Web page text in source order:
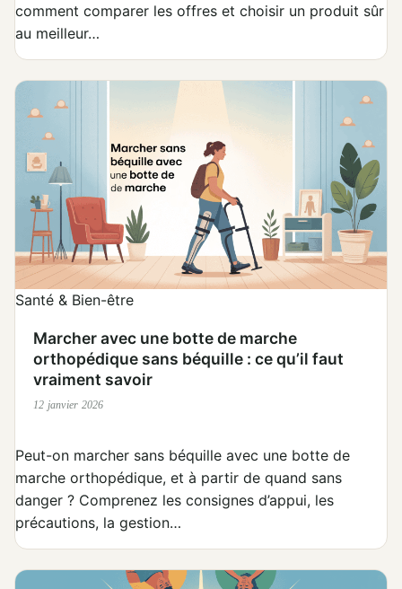
comment comparer les offres et choisir un produit sûr
au meilleur…
Santé & Bien-être
Marcher avec une botte de marche
orthopédique sans béquille : ce qu’il faut
vraiment savoir
12 janvier 2026
Peut-on marcher sans béquille avec une botte de
marche orthopédique, et à partir de quand sans
danger ? Comprenez les consignes d’appui, les
précautions, la gestion…